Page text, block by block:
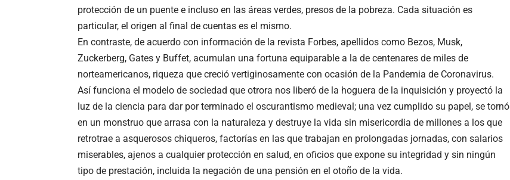
protección de un puente e incluso en las áreas verdes, presos de la pobreza. Cada situación es
particular, el origen al final de cuentas es el mismo.
En contraste, de acuerdo con información de la revista Forbes, apellidos como Bezos, Musk,
Zuckerberg, Gates y Buffet, acumulan una fortuna equiparable a la de centenares de miles de
norteamericanos, riqueza que creció vertiginosamente con ocasión de la Pandemia de Coronavirus.
Así funciona el modelo de sociedad que otrora nos liberó de la hoguera de la inquisición y proyectó la
luz de la ciencia para dar por terminado el oscurantismo medieval; una vez cumplido su papel, se tornó
en un monstruo que arrasa con la naturaleza y destruye la vida sin misericordia de millones a los que
retrotrae a asquerosos chiqueros, factorías en las que trabajan en prolongadas jornadas, con salarios
miserables, ajenos a cualquier protección en salud, en oficios que expone su integridad y sin ningún
tipo de prestación, incluida la negación de una pensión en el otoño de la vida.